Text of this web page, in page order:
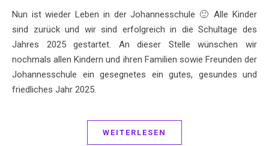
Nun ist wieder Leben in der Johannesschule 🙂 Alle Kinder
sind zurück und wir sind erfolgreich in die Schultage des
Jahres 2025 gestartet. An dieser Stelle wünschen wir
nochmals allen Kindern und ihren Familien sowie Freunden der
Johannesschule ein gesegnetes ein gutes, gesundes und
friedliches Jahr 2025.
WEITERLESEN